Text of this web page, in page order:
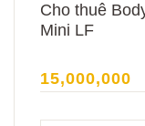
Cho thuê
Mini LF
15,000,000